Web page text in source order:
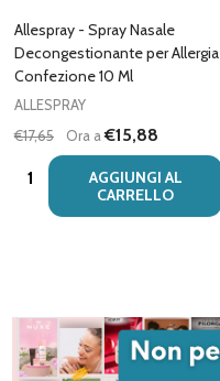
Allespray - Spray Nasale
Decongestionante per Allergia
Confezione 10 Ml
ALLESPRAY
€17,65
Ora a€15,88
Quantità:
AGGIUNGI AL
CARRELLO